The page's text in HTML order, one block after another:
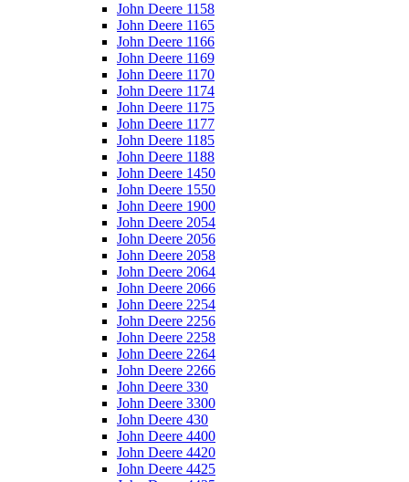
John Deere 1158
John Deere 1165
John Deere 1166
John Deere 1169
John Deere 1170
John Deere 1174
John Deere 1175
John Deere 1177
John Deere 1185
John Deere 1188
John Deere 1450
John Deere 1550
John Deere 1900
John Deere 2054
John Deere 2056
John Deere 2058
John Deere 2064
John Deere 2066
John Deere 2254
John Deere 2256
John Deere 2258
John Deere 2264
John Deere 2266
John Deere 330
John Deere 3300
John Deere 430
John Deere 4400
John Deere 4420
John Deere 4425